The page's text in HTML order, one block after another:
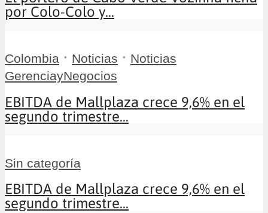
por Colo-Colo y...
Colombia • Noticias • Noticias
GerenciayNegocios
EBITDA de Mallplaza crece 9,6% en el
segundo trimestre...
Sin categoría
EBITDA de Mallplaza crece 9,6% en el
segundo trimestre...